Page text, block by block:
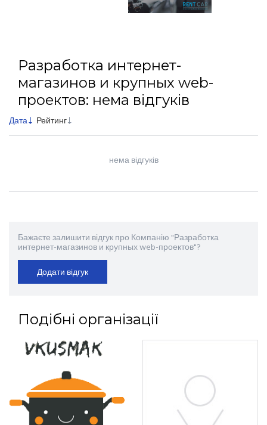
Разработка интернет-
магазинов и крупных web-
проектов: нема відгуків
Дата Рейтинг
нема відгуків
Бажаєте залишити відгук про Компанію "Разработка
интернет-магазинов и крупных web-проектов"?
Додати відгук
Подібні організації